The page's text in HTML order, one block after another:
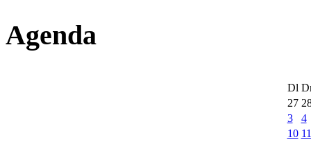
Agenda
Dl
27
3
4
10 11